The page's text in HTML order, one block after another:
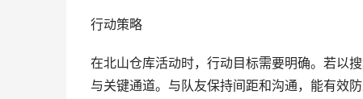
行动策略
在北山仓库活动时，行动目标需要明确。若以
与关键通道。与队友保持间距和沟通，能有效防